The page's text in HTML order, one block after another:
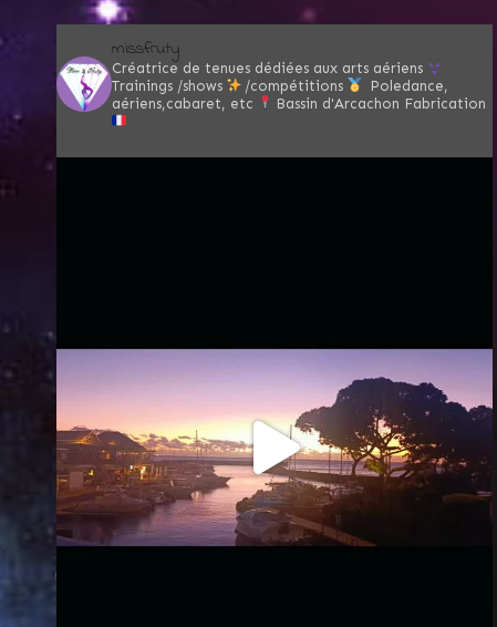
missfruty
Créatrice de tenues dédiées aux arts aériens
Trainings /shows
/compétitions
Poledance,
aériens,cabaret, etc
Bassin d'Arcachon Fabrication